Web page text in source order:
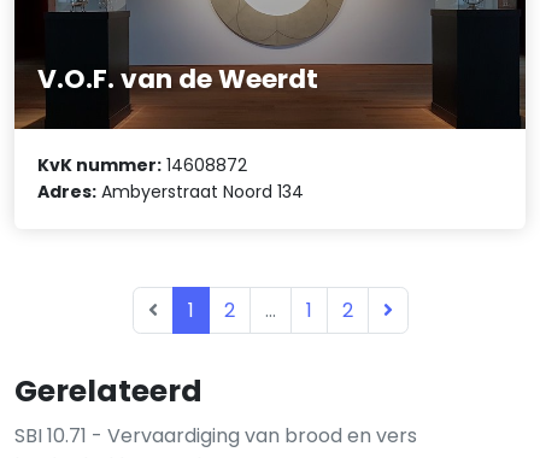
Gerelateerd
SBI 10.71 - Vervaardiging van brood en vers
V.O.F. van de Weerdt
KvK nummer: 14608872
Adres: Ambyerstraat Noord 134
1 2 ... 1 2